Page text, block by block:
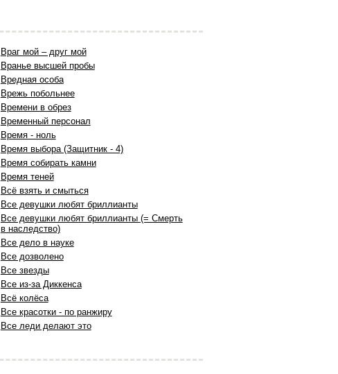
Враг мой – друг мой
Вранье высшей пробы
Вредная особа
Врежь побольнее
Времени в обрез
Временный персонал
Время - ноль
Время выбора (Защитник - 4)
Время собирать камни
Время теней
Всё взять и смыться
Все девушки любят бриллианты
Все девушки любят бриллианты (= Смерть
в наследство)
Все дело в науке
Все дозволено
Все звезды
Все из-за Диккенса
Всё колёса
Все красотки - по ранжиру
Все леди делают это